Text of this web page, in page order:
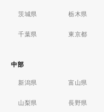
茨城県 栃木県
千葉県 東京都
中部
新潟県 富山県
山梨県 長野県